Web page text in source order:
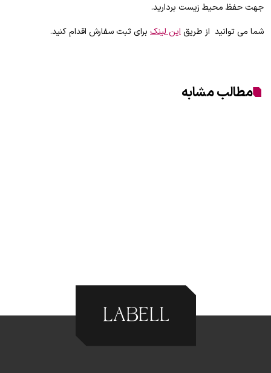
جهت حفظ محیط زیست بردارید.
شما می توانید از طریق این لینک برای ثبت سفارش اقدام کنید.
مطالب مشابه